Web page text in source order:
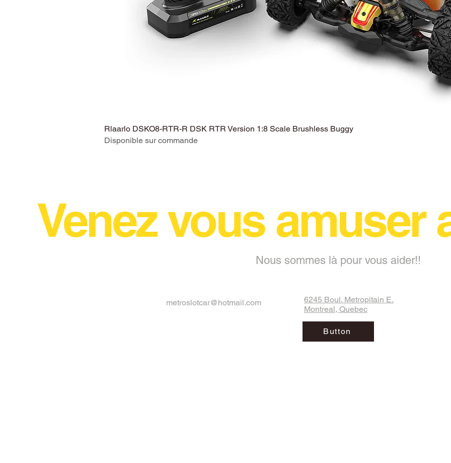
Aperçu rapide
Rlaarlo DSKO8-RTR-R DSK RTR Version 1:8 Scale Brushless Buggy
Disponible sur commande
Venez vous amuser
Nous sommes là pour vous aider!!
metroslotcar@hotmail.com
6245 Boul. Metropitain E.
Montreal, Quebec
Button